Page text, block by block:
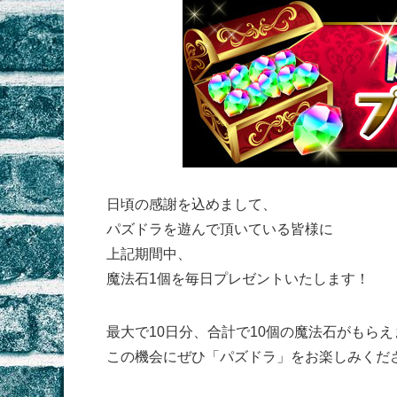
日頃の感謝を込めまして、
パズドラを遊んで頂いている皆様に
上記期間中、
魔法石1個を毎日プレゼントいたします！
最大で10日分、合計で10個の魔法石がもらえ
この機会にぜひ「パズドラ」をお楽しみくだ